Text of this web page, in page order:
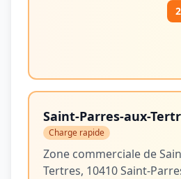
Saint-Parres-aux-
Charge rapide
Zone commerciale de
Tertres, 10410 Saint-